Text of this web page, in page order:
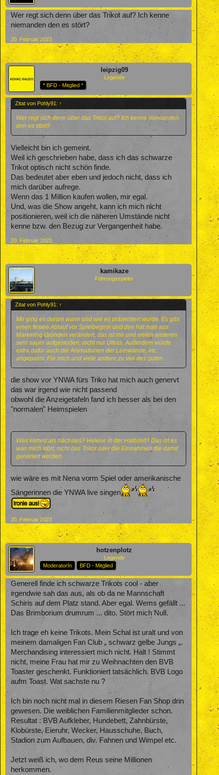
Wer regt sich denn über das Trikot auf? Ich kenne
niemanden den es stört?
20. Februar 2023
leipzig09
Legende
* BFD - Mitglied *
Zitat von Pohly91: ↑
Wer regt sich denn über das Trikot auf? Ich kenne niemanden
den es stört?
Vielleicht bin ich gemeint.
Weil ich geschrieben habe, dass ich das schwarze
Trikot optisch nicht schön finde.
Das bedeutet aber eben und jedoch nicht, dass ich
mich darüber aufrege.
Wenn das 1 Million kaufen wollen, mir egal.
Und, was die Show angeht, kann ich mich nicht
positionieren, weil ich die näheren Umstände nicht
kenne bzw. den Bezug zur Vergangenheit habe.
20. Februar 2023
kamikaze
Führungsspieler
Zitat von Pohly91: ↑
Mir ging es darum wann und wie es präsentiert wurde. Es gibt
einen festen Ablauf vor Spielbeginn und den hat man aus
Marketing Gründen verändert, das ist mir und vielen anderen
sehr sauer aufgestoßen, nicht nur Ultras. Außerdem würde
extra dafür auch die Animationen der Leinwände, etc.
angepasst. Für mich und viele andere zu viel des guten.
die show vor YNWA fürs Triko hat mich auch genervt
das war irgend wie nicht passend
obwohl die Anzeigetafeln fand ich besser als bei den
"normalen" Heimspielen
Was kommt als nächstes? Helene in der Halbzeit? Das ist es
was mich stört, nicht das Trikot oder die Einnahmen die damit
generiert werden.
wie wäre es mit Nena vorm Spiel oder amerikanische
Sängerinnen die YNWA live singen
20. Februar 2023
hotzenplotz
Legende
ModeratorIn
BFD - Mitglied
Generell finde ich schwarze Trikots cool - aber
irgendwie sah das aus, als ob da ne Mannschaft
Schiris auf dem Platz stand. Aber egal. Wems gefällt ...
Das Brimborium drumrum ... dito. Stört mich Null.
Ich trage eh keine Trikots. Mein Schal ist uralt und von
meinem damaligen Fan Club „ schwarz gelbe Jungs „.
Merchandising interessiert mich nicht. Halt ! Stimmt
nicht, meine Frau hat mir zu Weihnachten den BVB
Toaster geschenkt. Funktioniert tatsächlich. BVB Logo
aufm Toast. Wat sachste nu ?
Ich bin noch nicht mal in diesem Riesen Fan Shop drin
gewesen. Die weiblichen Familienmitglieder schon.
Resultat : BVB Aufkleber, Hundebett, Zahnbürste,
Klobürste, Eieruhr, Wecker, Hausschuhe, Buch,
Stadion zum Aufbauen, div. Fahnen und Wimpel etc.
Jetzt weiß ich, wo dem Reus seine Millionen
herkommen.